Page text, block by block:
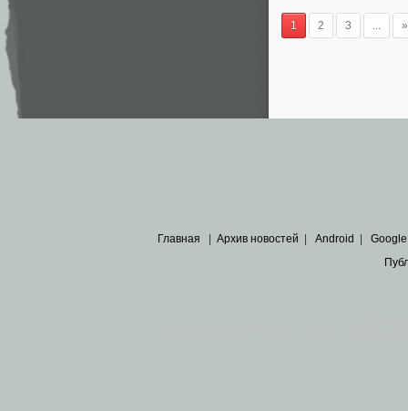
1 2 3 ... »
Главная Архив новостей Android Google